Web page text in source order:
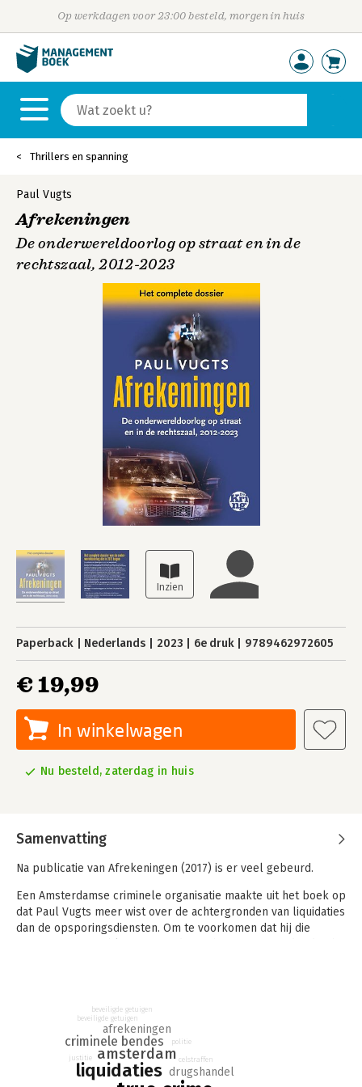
Op werkdagen voor 23:00 besteld, morgen in huis
Thrillers en spanning
Paul Vugts
Afrekeningen
De onderwereldoorlog op straat en in de
rechtszaal, 2012-2023
Paperback Nederlands 2023 6e druk 9789462972605
€ 19,99
In winkelwagen
Nu besteld, zaterdag in huis
Samenvatting
Na publicatie van Afrekeningen (2017) is er veel gebeurd.
Een Amsterdamse criminele organisatie maakte uit het boek op
dat Paul Vugts meer wist over de achtergronden van liquidaties
dan de opsporingsdiensten. Om te voorkomen dat hij die
Benaouf A., een hoofdpersoon in Afrekeningen, probeerde zich
op 11 oktober 2017 door een groep zwaarbewapende
getrouwen met een helikopter te laten bevrijden uit de
gevangenis in Roermond. De politie werd getipt en kon het
plan verijdelen. Er volgde een spectaculaire achtervolging
liquidaties
amsterdam
criminele bendes
afrekeningen
drugshandel
politie
celstraffen
beveiligde getuigen
beveiligde getuigen
justitie